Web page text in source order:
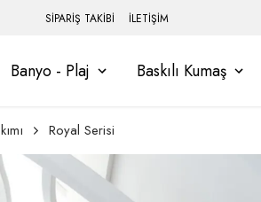
SİPARİŞ TAKİBİ İLETİŞİM
Banyo - Plaj Baskılı Kumaş
Royal Serisi